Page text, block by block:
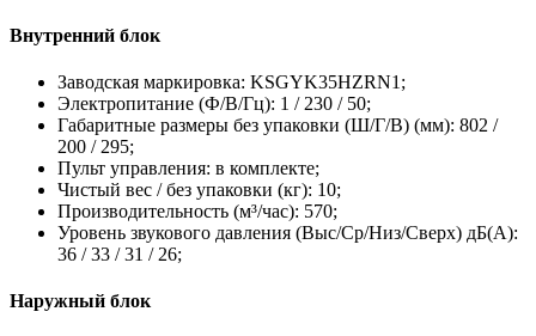
Внутренний блок
Заводская маркировка: KSGYK35HZRN1;
Электропитание (Ф/В/Гц): 1 / 230 / 50;
Габаритные размеры без упаковки (Ш/Г/В) (мм): 802 /
200 / 295;
Пульт управления: в комплекте;
Чистый вес / без упаковки (кг): 10;
Производительность (м³/час): 570;
Уровень звукового давления (Выс/Ср/Низ/Сверх) дБ(А):
36 / 33 / 31 / 26;
Наружный блок